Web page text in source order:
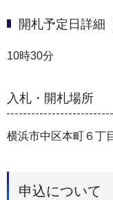
開札予定日詳細
10時30分
入札・開札場所
横浜市中区本町６丁
申込について